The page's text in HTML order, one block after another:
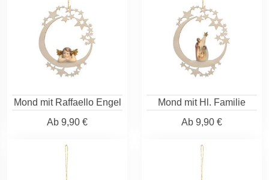
Mond mit Raffaello Engel
Ab 9,90 €
Mond mit Hl. Familie
Ab 9,90 €